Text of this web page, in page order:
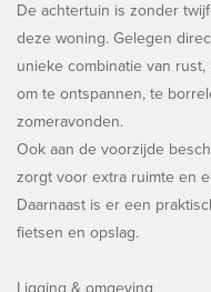
De achtertuin is zonder
deze woning. Gelegen
unieke combinatie van
om te ontspannen, te
zomeravonden.
Ook aan de voorzijde
zorgt voor extra ruimte en
Daarnaast is er een
fietsen en opslag.
Ligging & omgeving